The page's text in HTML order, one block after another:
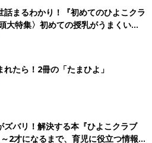
話まるわかり！『初めてのひよこクラ
大特集〉初めての授乳がうまくい
ミルクの基本と夏のトラブル 解決テ
たら！2冊の「たまひよ」
ズバリ！解決する本『ひよこクラブ
2才になるまで、育児に役立つ情報が